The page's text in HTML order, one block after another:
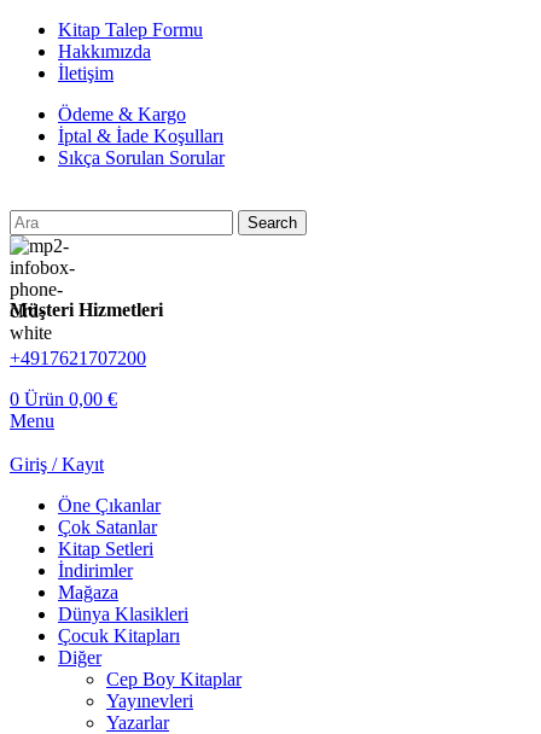
Kitap Talep Formu
Hakkımızda
İletişim
Ödeme & Kargo
İptal & İade Koşulları
Sıkça Sorulan Sorular
Search
Müşteri Hizmetleri
+4917621707200
0 Ürün 0,00 €
Menu
Giriş / Kayıt
Öne Çıkanlar
Çok Satanlar
Kitap Setleri
İndirimler
Mağaza
Dünya Klasikleri
Çocuk Kitapları
Diğer
Cep Boy Kitaplar
Yayınevleri
Yazarlar